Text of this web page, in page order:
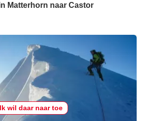
Matterhorn naar Castor
Ik wil daar naar toe